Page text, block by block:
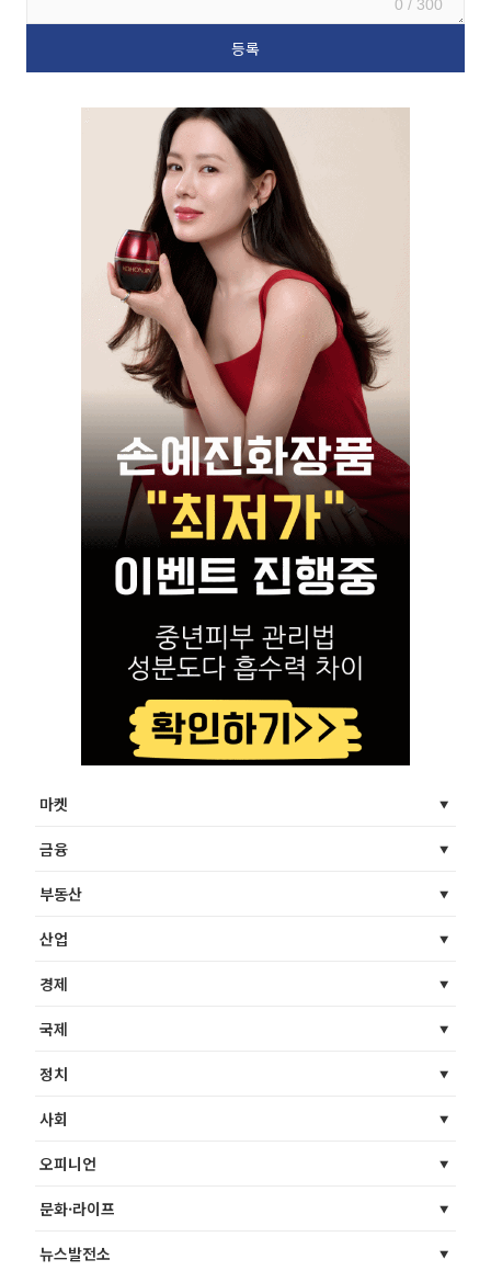
0 / 300
마켓
금융
부동산
산업
경제
국제
정치
사회
오피니언
문화·라이프
뉴스발전소